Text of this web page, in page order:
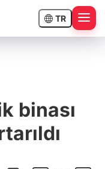
TR
binası